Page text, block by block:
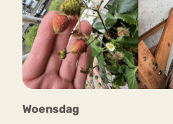
Woensdag